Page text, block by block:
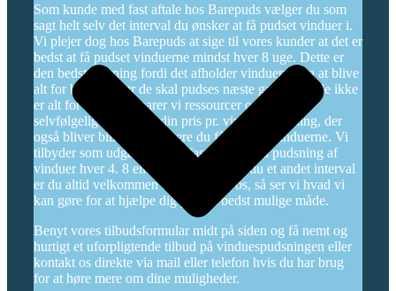
Som kunde med fast aftale hos Barepuds vælger du som
sagt helt selv det interval du ønsker at få pudset vinduer i.
Vi plejer dog hos Barepuds at sige til vores kunder at det er
bedst at få pudset vinduerne mindst hver 8 uge. Dette er
den bedste løsning fordi det afholder vinduerne fra at blive
alt for beskidte før de skal pudses næste gang. Når de ikke
er alt for beskidte sparer vi ressourcer og det skal
selvfølgelig afspejles i din pris pr. vinduespudsning, der
også bliver billigere jo oftere du får pudset vinduerne. Vi
tilbyder som udgangspunkt fast aftale med pudsning af
vinduer hver 4. 8 eller 12 uge. Ønsker du et andet interval
er du altid velkommen til at ringe til os, så ser vi hvad vi
kan gøre for at hjælpe dig på den bedst mulige måde.
Benyt vores tilbudsformular midt på siden og få nemt og
hurtigt et uforpligtende tilbud på vinduespudsningen eller
kontakt os direkte via mail eller telefon hvis du har brug
for at høre mere om dine muligheder.